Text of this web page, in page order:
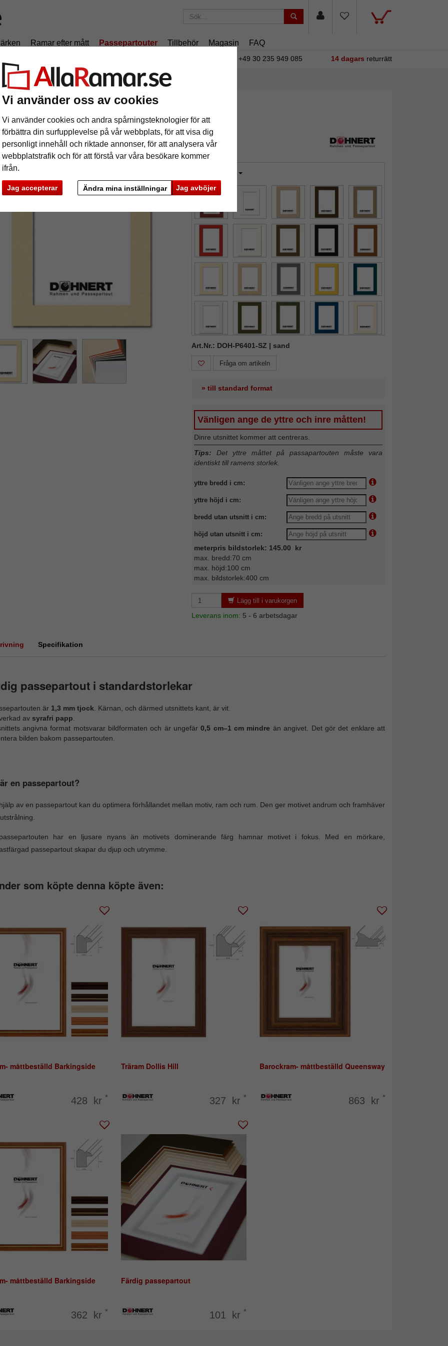
Vi använder oss av cookies
Vi använder cookies och andra spårningsteknologier för att
förbättra din surfupplevelse på vår webbplats, för att visa dig
personligt innehåll och riktade annonser, för att analysera vår
webbplatstrafik och för att förstå var våra besökare kommer
ifrån.
Jag accepterar Jag avböjer
Ändra mina inställningar
Ramar efter mått Passepartouter Tillbehör Magasin FAQ
+49 30 235 949 085 14 dagars returrätt
passepartout måttbeställd
måttbeställd
Preview
Art.Nr.: DOH-P6401-SZ | sand
Fråga om artikeln
» till standard format
Vänligen ange de yttre och inre måtten!
Dinre utsnittet kommer att centreras.
Tips: Det yttre måttet på passapartouten måste vara
identiskt till ramens storlek.
yttre bredd i cm:
yttre höjd i cm:
bredd utan utsnitt i cm:
höjd utan utsnitt i cm:
meterpris bildstorlek: 145.00 kr
max. bredd:70 cm
max. höjd:100 cm
max. bildstorlek:400 cm
Lägg till i varukorgen
Leverans inom: 5 - 6 arbetsdagar
Specifikation
passepartout i standardstorlekar
är 1,3 mm tjock . Kärnan, och därmed utsnittets kant, är vit.
av syrafri papp
angivna format motsvarar bildformaten och är ungefär0,5 cm–1 cm mindre än angivet. Det gör det enklare att
bilden bakom passepartouten.
en passepartout?
av en passepartout kan du optimera förhållandet mellan motiv, ram och rum. Den ger motivet andrum och framhäver
har en ljusare nyans än motivets dominerande färg hamnar motivet i fokus. Med en mörkare,
passepartout skapar du djup och utrymme.
som köpte denna köpte även:
måttbeställd Barkingside
428 kr *
Träram Dollis Hill
327 kr *
Barockram- måttbeställd Queensway
863 kr *
måttbeställd Barkingside
362 kr *
Färdig passepartout
101 kr *